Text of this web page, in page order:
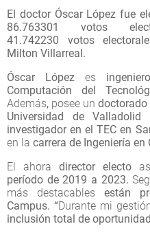
El doctor Óscar López fue
86.763301 votos
41.742230 votos
Milton Villarreal.
Óscar López
es
Computación del
Además, posee un
Universidad de Valladolid
investigadoren el TEC en
en la carrera de Ingeniería en
El ahora director electo
período de 2019 a 2023.
más destacablesestán
Campus. “Durante mi
inclusión total de